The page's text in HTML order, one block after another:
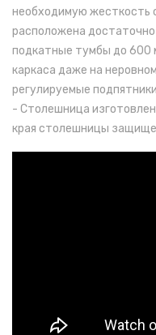
необходимую жесткость
расположена
подкатные тумбы до 600
каркаса даже на
регулируемые
- Столешница
края столешницы